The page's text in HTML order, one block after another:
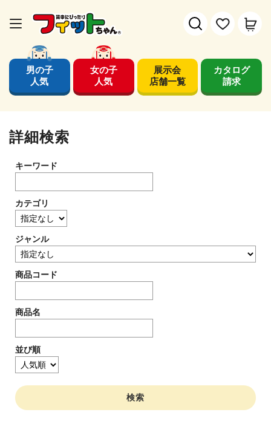
男の子
人気
女の子
人気
展示会
店舗一覧
カタログ
請求
詳細検索
キーワード
カテゴリ
ジャンル
商品コード
商品名
並び順